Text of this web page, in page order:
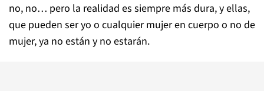
no, no… pero la realidad es siempre más dura, y ellas,
que pueden ser yo o cualquier mujer en cuerpo o no de
mujer, ya no están y no estarán.